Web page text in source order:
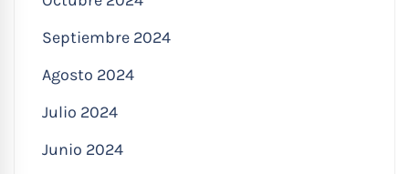
Septiembre 2024
Agosto 2024
Julio 2024
Junio 2024